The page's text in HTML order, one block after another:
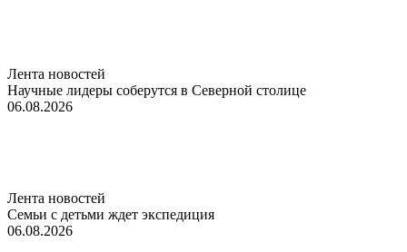
Лента новостей
Научные лидеры соберутся в Северной столице
06.08.2026
Лента новостей
Семьи с детьми ждет экспедиция
06.08.2026